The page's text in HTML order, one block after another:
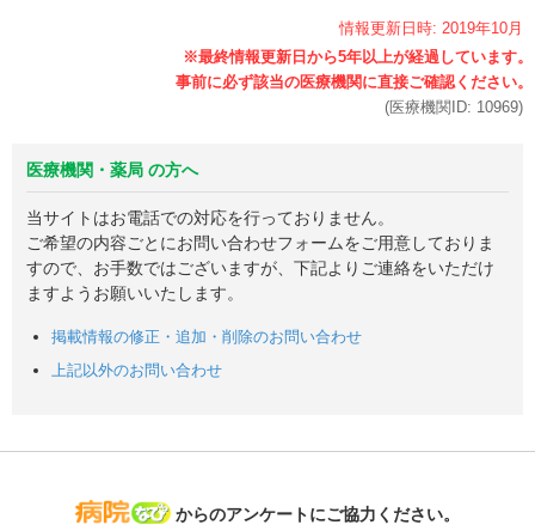
情報更新日時: 2019年10月
(医療機関ID: 10969)
医療機関・薬局 の方へ
当サイトはお電話での対応を行っておりません。
ご希望の内容ごとにお問い合わせフォームをご用意しておりま
すので、お手数ではございますが、下記よりご連絡をいただけ
ますようお願いいたします。
掲載情報の修正・追加・削除のお問い合わせ
上記以外のお問い合わせ
病院なび
からのアンケートにご協力ください。